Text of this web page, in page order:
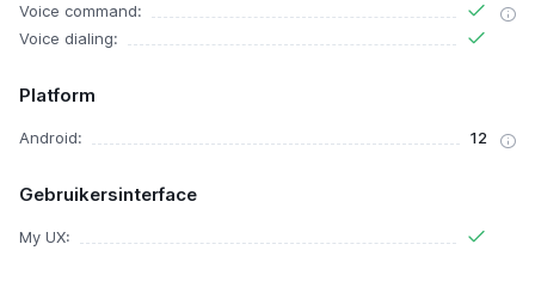
Voice command:
Voice dialing:
Platform
Android: 12
Gebruikersinterface
My UX: